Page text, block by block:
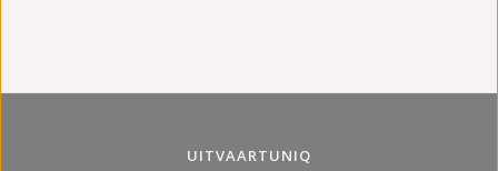
UITVAARTUNIQ